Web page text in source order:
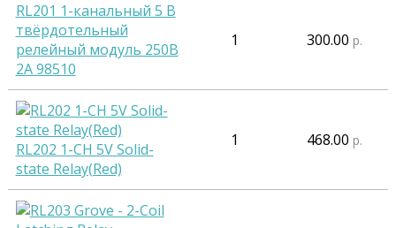
RL201 1-канальный 5 В
твёрдотельный
релейный модуль 250В
2А 98510
1 300.00 р.
RL202 1-CH 5V Solid-
state Relay(Red)
1 468.00 р.